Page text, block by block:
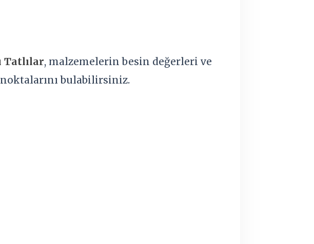
Tatlılar, malzemelerin besin değerleri ve
bulabilirsiniz.